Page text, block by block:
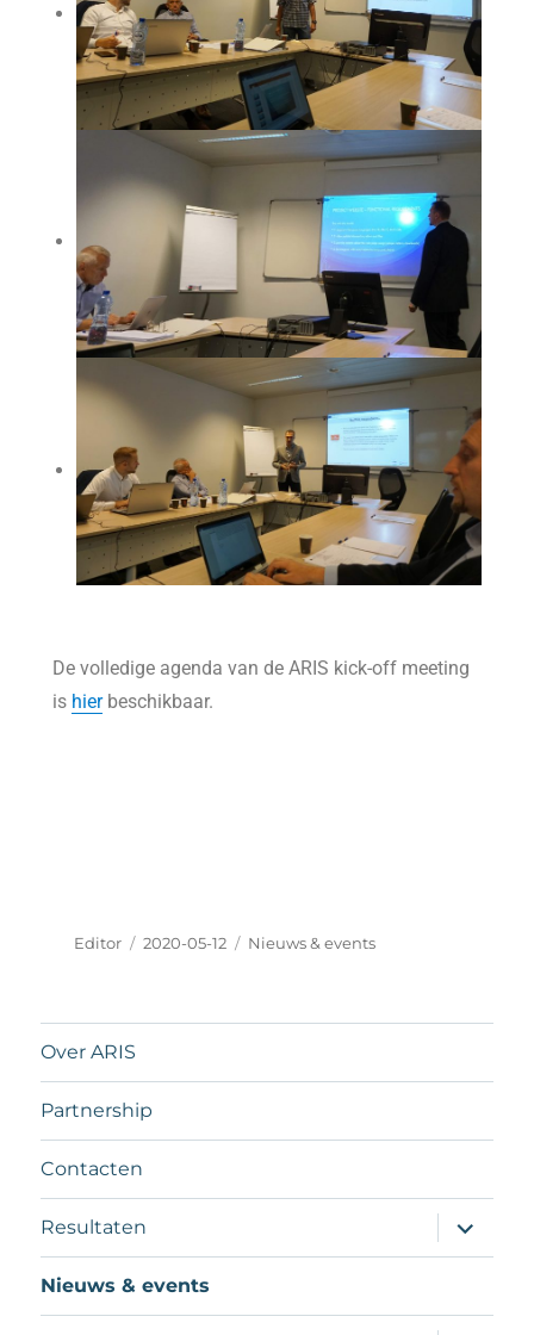
De volledige agenda van de ARIS kick-off meeting
is hierbeschikbaar.
Editor 2020-05-12 Nieuws & events
Over ARIS
Partnership
Contacten
Resultaten
Nieuws & events